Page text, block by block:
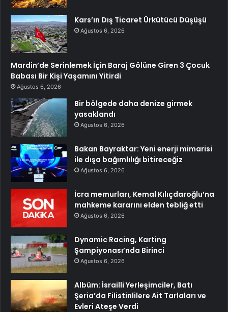
Kars’ın Dış Ticaret Ürkütücü Düşüşü
Ağustos 6, 2026
Mardin’de Serinlemek İçin Baraj Gölüne Giren 3 Çocuk
Babası Bir Kişi Yaşamını Yitirdi
Ağustos 6, 2026
Bir bölgede daha denize girmek
yasaklandı
Ağustos 6, 2026
Bakan Bayraktar: Yeni enerji mimarisi
ile dışa bağımlılığı bitireceğiz
Ağustos 6, 2026
İcra memurları, Kemal Kılıçdaroğlu’na
mahkeme kararını elden tebliğ etti
Ağustos 6, 2026
Dynamic Racing, Karting
Şampiyonası’nda Birinci
Ağustos 6, 2026
Albüm: İsrailli Yerleşimciler, Batı
Şeria’da Filistinlilere Ait Tarlaları ve
Evleri Ateşe Verdi